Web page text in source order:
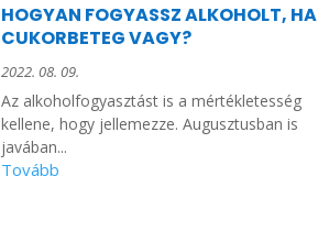
HOGYAN FOGYASSZ ALKOHOLT, HA
CUKORBETEG VAGY?
2022. 08. 09.
Az alkoholfogyasztást is a mértékletesség
kellene, hogy jellemezze. Augusztusban is
javában...